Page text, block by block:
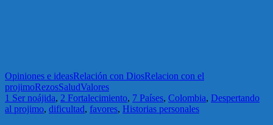
Opiniones e ideasRelación con DiosRelacion con el
projimoRezosSaludValores
1 Ser noájida, 2 Fortalecimiento, 7 Países, Colombia, Despertando
al projimo, dificultad, favores, Historias personales